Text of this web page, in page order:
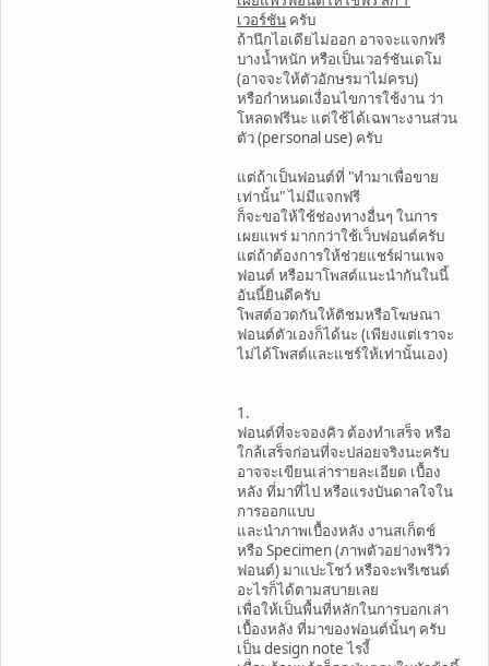
เวอร์ชัน ครับ
ถ้านึกไอเดียไม่ออก อาจจะแจกฟรี
บางน้ำหนัก หรือเป็นเวอร์ชันเดโม
(อาจจะให้ตัวอักษรมาไม่ครบ)
หรือกำหนดเงื่อนไขการใช้งาน ว่า
โหลดฟรีนะ แต่ใช้ได้เฉพาะงานส่วน
ตัว (personal use) ครับ
แต่ถ้าเป็นฟอนต์ที่ "ทำมาเพื่อขาย
เท่านั้น" ไม่มีแจกฟรี
ก็จะขอให้ใช้ช่องทางอื่นๆ ในการ
เผยแพร่ มากกว่าใช้เว็บฟอนต์ครับ
แต่ถ้าต้องการให้ช่วยแชร์ผ่านเพจ
ฟอนต์ หรือมาโพสต์แนะนำกันในนี้
อันนี้ยินดีครับ
โพสต์อวดกันให้ติชมหรือโฆษณา
ฟอนต์ตัวเองก็ได้นะ (เพียงแต่เราจะ
ไม่ได้โพสต์และแชร์ให้เท่านั้นเอง)
1.
ฟอนต์ที่จะจองคิว ต้องทำเสร็จ หรือ
ใกล้เสร็จก่อนที่จะปล่อยจริงนะครับ
อาจจะเขียนเล่ารายละเอียด เบื้อง
หลัง ที่มาที่ไป หรือแรงบันดาลใจใน
การออกแบบ
และนำภาพเบื้องหลัง งานสเก็ตช์
หรือ Specimen (ภาพตัวอย่างพรีวิว
ฟอนต์) มาแปะโชว์ หรือจะพรีเซนต์
อะไรก็ได้ตามสบายเลย
เพื่อให้เป็นพื้นที่หลักในการบอกเล่า
เบื้องหลัง ที่มาของฟอนต์นั้นๆ ครับ
เป็น design note ไรงี้